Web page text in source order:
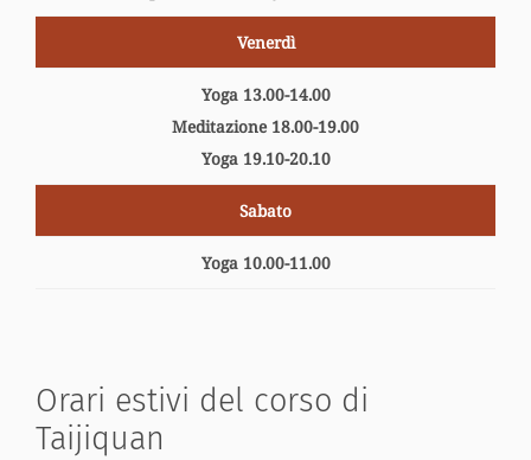
Venerdì
Yoga 13.00-14.00
Meditazione 18.00-19.00
Yoga 19.10-20.10
Sabato
Yoga 10.00-11.00
Orari estivi del corso di
Taijiquan